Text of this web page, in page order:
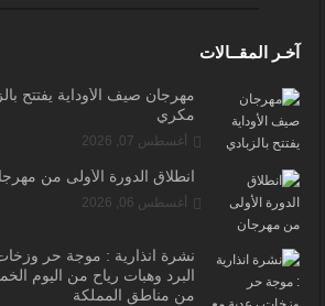
آخـر المقــالات
مهرجان صيف الأوداية يفتتح
مكري
أغسطس 07, 2026
انطلاق الدورة الأولى من
أغسطس 06, 2026
نشرة انذارية : موجة حر
البرد وهبات رياح من اليوم
من مناطق المملكة